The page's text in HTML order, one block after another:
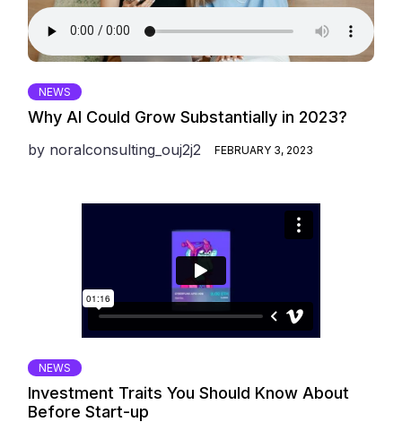
NEWS
Why AI Could Grow Substantially in 2023?
by noralconsulting_ouj2j2 FEBRUARY 3, 2023
NEWS
Investment Traits You Should Know About
Before Start-up